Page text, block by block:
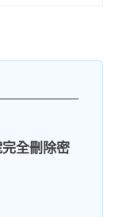
全刪除密